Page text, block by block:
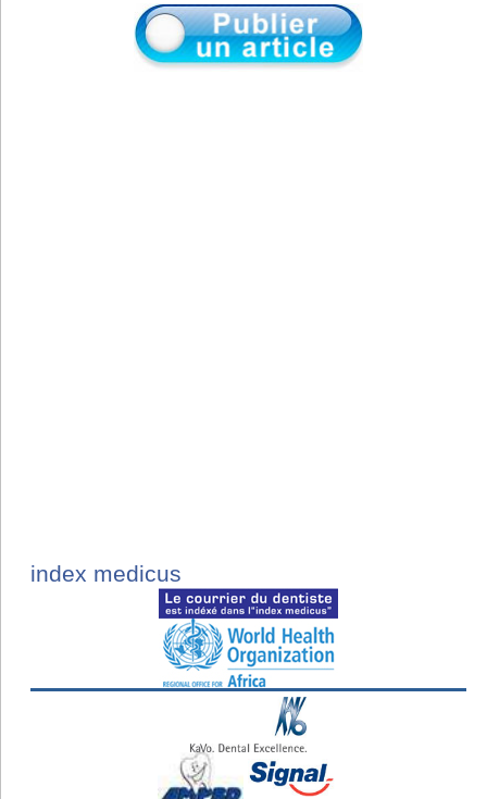
index medicus